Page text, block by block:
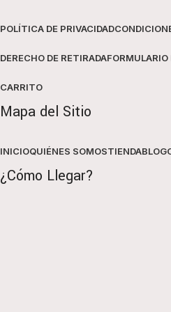
POLÍTICA DE PRIVACIDAD
DERECHO DE RETIRADA
CARRITO
Mapa del Sitio
INICIOQUIÉNES SOMOSTIENDABLOG
¿Cómo Llegar?